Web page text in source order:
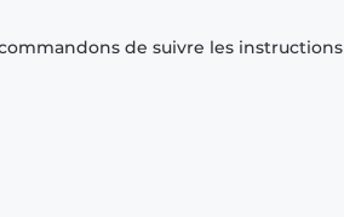
de suivre les instructions